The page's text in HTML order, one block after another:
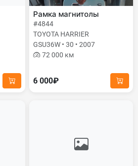
Рамка магнитолы
#4844
TOYOTA HARRIER
GSU36W • 30 • 2007
72 000 км
6 000₽